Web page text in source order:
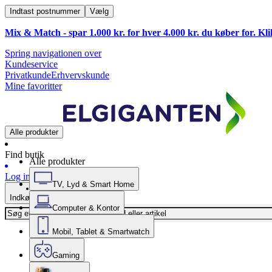
Indtast postnummer Vælg
Mix & Match - spar 1.000 kr. for hver 4.000 kr. du køber for.
Spring navigationen over
Kundeservice
PrivatkundeErhvervskunde
Mine favoritter
Alle produkter
Find butik
Log ind
Indkøbskurv
Alle produkter
TV, Lyd & Smart Home
Computer & Kontor
Mobil, Tablet & Smartwatch
Gaming